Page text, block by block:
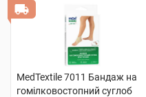
MedTextile 7011 Бандаж на
гомілковостопний суглоб